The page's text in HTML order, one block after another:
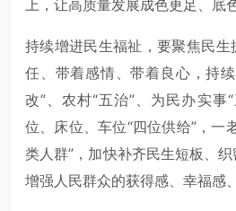
上，让高质量发展成色更足、底
持续增进民生福祉，要聚焦民
任、带着感情、带着良心，持
改”、农村“五治”、为民办实事
位、床位、车位“四位供给”，一
类人群”，加快补齐民生短板、
增强人民群众的获得感、幸福感